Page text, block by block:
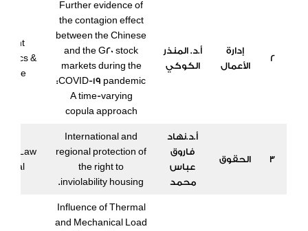
2
إدارة
الأعمال
أ.د. المنذر
الكوكي
Further evidence of
the contagion effect
between the Chinese
and the G20 stock
markets during the
COVID-19 pandemic:
A time-varying
copula approach
&
3 الحقوق
أ.د.نهاد
فاروق
عباس
محمد
International and
regional protection of
the right to
inviolability housing.
Law
Influence of Thermal
and Mechanical Load